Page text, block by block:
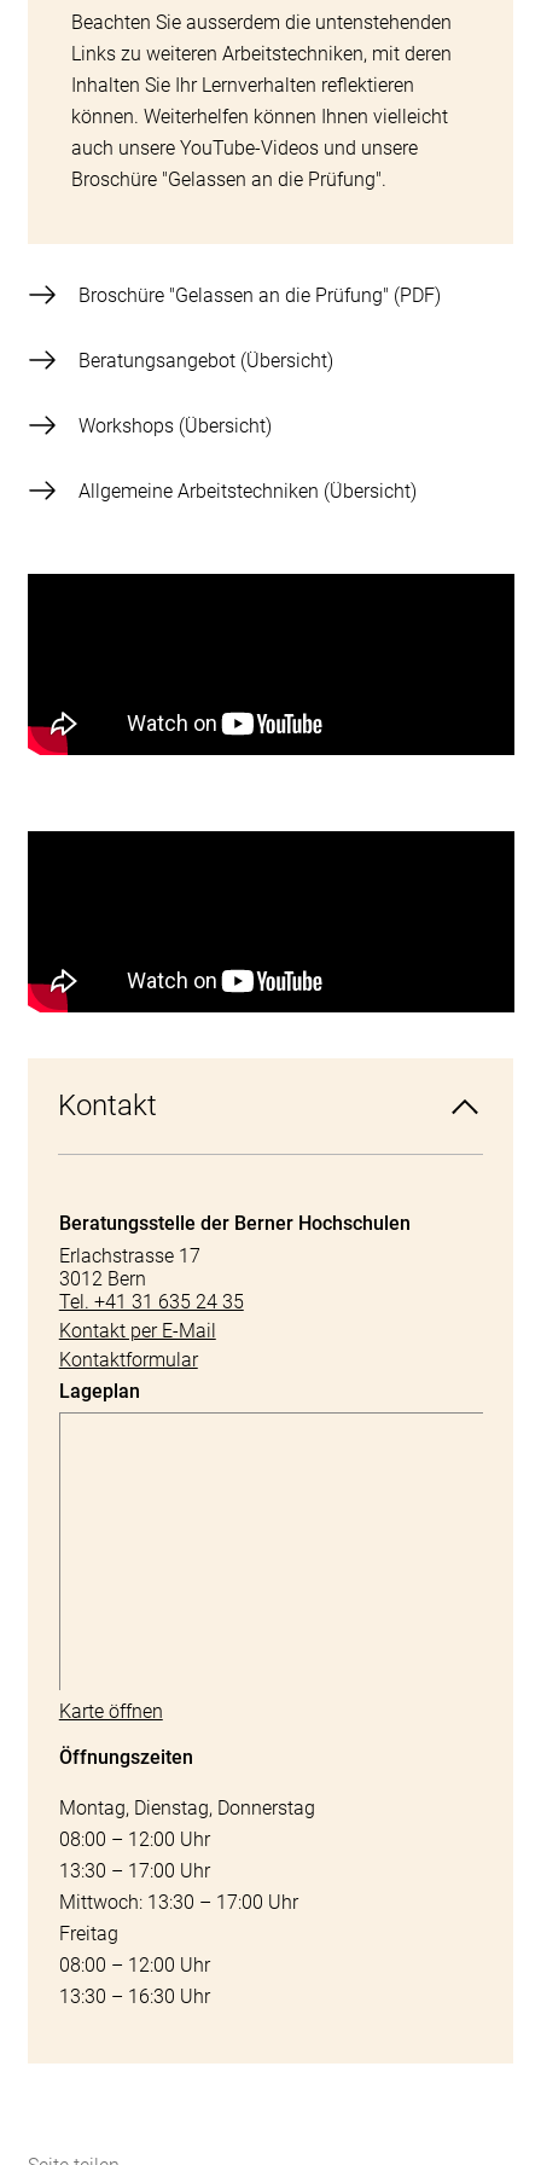
Prüfung auch nochmals schreiben? Zusammen
könnten Sie eine Lerngruppe bilden.
Versuchen Sie schliesslich so gut es geht, die
vermasselte Prüfung als Erfahrung hinter sich zu
lassen. Tanken Sie Kraft für die kommenden
Beachten Sie ausserdem die untenstehenden
Links zu weiteren Arbeitstechniken, mit deren
Inhalten Sie Ihr Lernverhalten reflektieren
können. Weiterhelfen können Ihnen vielleicht
auch unsere YouTube-Videos und unsere
Broschüre "Gelassen an die Prüfung".
Broschüre "Gelassen an die Prüfung"
Beratungsangebot (Übersicht)
Workshops (Übersicht)
Allgemeine Arbeitstechniken (Übersicht)
Kontakt
Beratungsstelle der Berner Hochschulen
Erlachstrasse 17
3012 Bern
Tel. +41 31 635 24 35
Kontakt per E-Mail
Kontaktformular
Lageplan
Karte öffnen
Öffnungszeiten
Montag, Dienstag, Donnerstag
08:00 – 12:00 Uhr
13:30 – 17:00 Uhr
Mittwoch: 13:30 – 17:00 Uhr
Freitag
08:00 – 12:00 Uhr
13:30 – 16:30 Uhr